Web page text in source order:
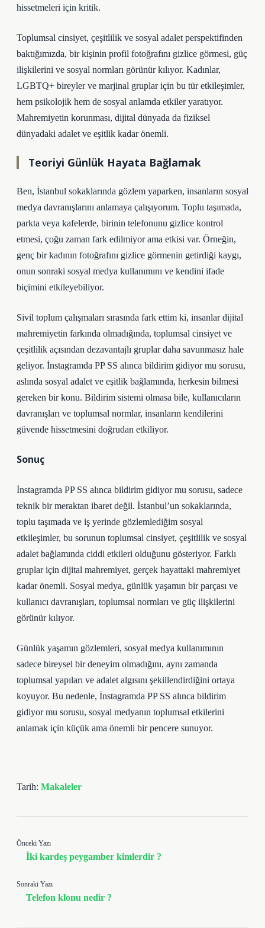
hissetmeleri için kritik.
Toplumsal cinsiyet, çeşitlilik ve sosyal adalet perspektifinden
baktığımızda, bir kişinin profil fotoğrafını gizlice görmesi, güç
ilişkilerini ve sosyal normları görünür kılıyor. Kadınlar,
LGBTQ+ bireyler ve marjinal gruplar için bu tür etkileşimler,
hem psikolojik hem de sosyal anlamda etkiler yaratıyor.
Mahremiyetin korunması, dijital dünyada da fiziksel
dünyadaki adalet ve eşitlik kadar önemli.
Teoriyi Günlük Hayata Bağlamak
Ben, İstanbul sokaklarında gözlem yaparken, insanların sosyal
medya davranışlarını anlamaya çalışıyorum. Toplu taşımada,
parkta veya kafelerde, birinin telefonunu gizlice kontrol
etmesi, çoğu zaman fark edilmiyor ama etkisi var. Örneğin,
genç bir kadının fotoğrafını gizlice görmenin getirdiği kaygı,
onun sonraki sosyal medya kullanımını ve kendini ifade
biçimini etkileyebiliyor.
Sivil toplum çalışmaları sırasında fark ettim ki, insanlar dijital
mahremiyetin farkında olmadığında, toplumsal cinsiyet ve
çeşitlilik açısından dezavantajlı gruplar daha savunmasız hale
geliyor. İnstagramda PP SS alınca bildirim gidiyor mu sorusu,
aslında sosyal adalet ve eşitlik bağlamında, herkesin bilmesi
gereken bir konu. Bildirim sistemi olmasa bile, kullanıcıların
davranışları ve toplumsal normlar, insanların kendilerini
güvende hissetmesini doğrudan etkiliyor.
Sonuç
İnstagramda PP SS alınca bildirim gidiyor mu sorusu, sadece
teknik bir meraktan ibaret değil. İstanbul’un sokaklarında,
toplu taşımada ve iş yerinde gözlemlediğim sosyal
etkileşimler, bu sorunun toplumsal cinsiyet, çeşitlilik ve sosyal
adalet bağlamında ciddi etkileri olduğunu gösteriyor. Farklı
gruplar için dijital mahremiyet, gerçek hayattaki mahremiyet
kadar önemli. Sosyal medya, günlük yaşamın bir parçası ve
kullanıcı davranışları, toplumsal normları ve güç ilişkilerini
görünür kılıyor.
Günlük yaşamın gözlemleri, sosyal medya kullanımının
sadece bireysel bir deneyim olmadığını, aynı zamanda
toplumsal yapıları ve adalet algısını şekillendirdiğini ortaya
koyuyor. Bu nedenle, İnstagramda PP SS alınca bildirim
gidiyor mu sorusu, sosyal medyanın toplumsal etkilerini
anlamak için küçük ama önemli bir pencere sunuyor.
Tarih: Makaleler
Önceki Yazı
İki kardeş peygamber kimlerdir ?
Sonraki Yazı
Telefon klonu nedir ?